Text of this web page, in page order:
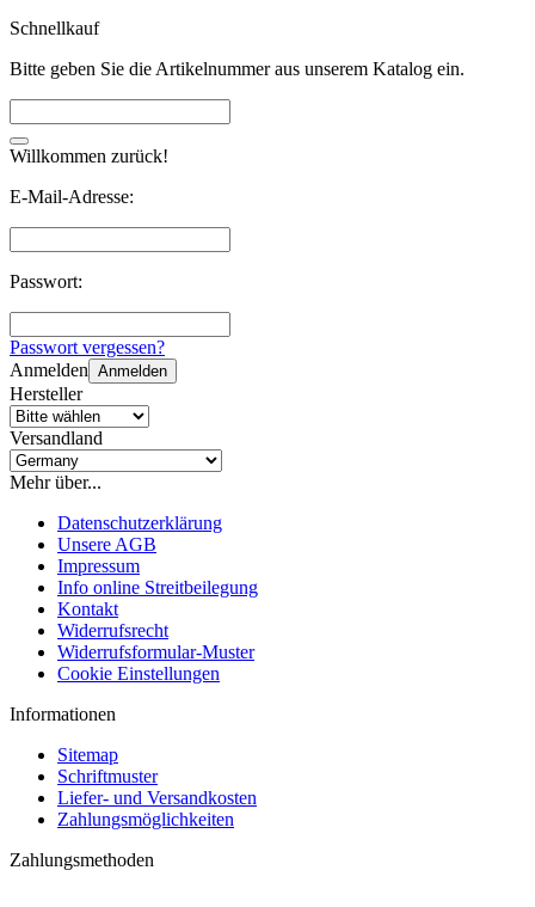
Schnellkauf
Bitte geben Sie die Artikelnummer aus unserem Katalog ein.
Willkommen zurück!
E-Mail-Adresse:
Passwort:
Passwort vergessen?
Anmelden Anmelden
Hersteller
Versandland
Mehr über...
Datenschutzerklärung
Unsere AGB
Impressum
Info online Streitbeilegung
Kontakt
Widerrufsrecht
Widerrufsformular-Muster
Cookie Einstellungen
Informationen
Sitemap
Schriftmuster
Liefer- und Versandkosten
Zahlungsmöglichkeiten
Zahlungsmethoden